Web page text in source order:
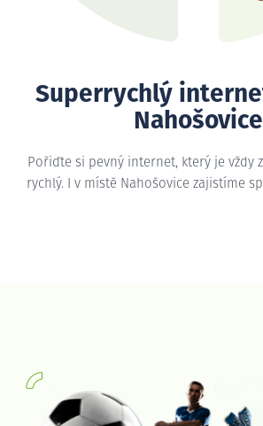
Superrychlý
Nahošovice
Pořiďte si pevný internet, který je vždy
rychlý. I v místě Nahošovice zajistíme